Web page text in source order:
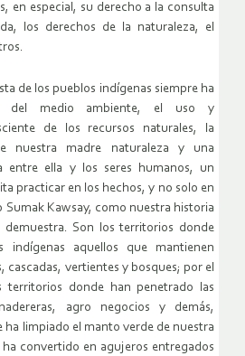
en especial, su derecho a la consulta
los derechos de la naturaleza, el
de los pueblos indígenas siempre ha
del medio ambiente, el uso y
de los recursos naturales, la
nuestra madre naturaleza y una
entre ella y los seres humanos, un
practicar en los hechos, y no solo en
Sumak Kawsay, como nuestra historia
demuestra. Son los territorios donde
indígenas aquellos que mantienen
cascadas, vertientes y bosques; por el
territorios donde han penetrado las
agro negocios y demás,
ha limpiado el manto verde de nuestra
ha convertido en agujeros entregados